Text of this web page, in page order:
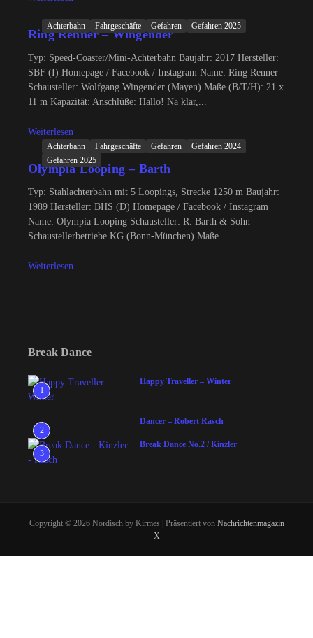
Achterbahn Fahrgeschäfte Gefahren Gefahren 2025
Ring Renner – Wingender
Typ: Speed-Coaster/Mini-Achterbahn Baujahr: 2017 Hersteller:
SBF (I) Homepage / Facebook / Instagram Name: Ring Renner
Schausteller: Wolfgang Wingender (Mayen) Maße (B/T/H): 21 x
11 m Kapazität: Anschlüße: Hallo! Na klar,...
Weiterlesen
Achterbahn Fahrgeschäfte Gefahren
Gefahren 2024
Gefahren 2025
Olympia Looping – Barth
Typ: Stahlachterbahn mit 5 Loopings, Strecke 1250 m Baujahr:
1989 Hersteller: BHS (D) Homepage / Facebook / Instagram
Name: Olympia Looping Schausteller: R. Barth & Sohn
Schaustellerbetriebe KG (Bonn-München) Maße...
Weiterlesen
Break Dance
1
Happy Traveller – Winter
2
Dancer – Robert Rasch
3
Break Dance No.2 / Kinzler
Copyright © 2026 Nordisch by Kirmes | Präsentiert von Nachrichtenmagazin
X